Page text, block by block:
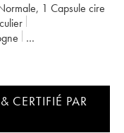
, 1 Capsule cire
CERTIFIÉ PAR